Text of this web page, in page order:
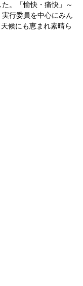
。「愉快・痛快」～
行委員を中心にみん
候にも恵まれ素晴ら